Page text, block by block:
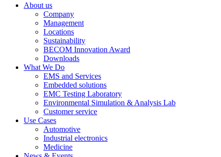
About us
Company
Management
Locations
Sustainability
BECOM Innovation Award
Downloads
What We Do
EMS and Services
Embedded solutions
EMC Testing Laboratory
Environmental Simulation & Analysis Lab
Customer service
Use Cases
Automotive
Industrial electronics
Medicine